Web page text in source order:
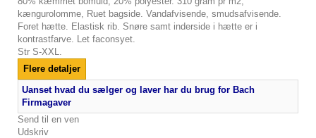
kængurolomme, Ruet bagside. Vandafvisende, smudsafvisende.
Foret hætte. Elastisk rib. Snøre samt inderside i hætte er i
kontrastfarve. Let faconsyet.
Str S-XXL.
Flere detaljer
Uanset hvad du sælger og laver har du brug for Bach
Firmagaver
Send til en ven
Udskriv